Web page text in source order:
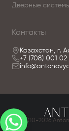
Дверные
Контакты
Казахстан, г.
+7 (708) 001 02
© 2010-2026